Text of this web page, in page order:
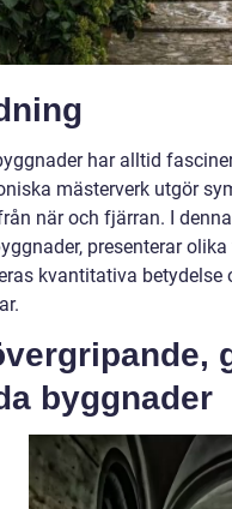
har alltid
mästerverk utgör
när och fjärran. I
presenterar
kvantitativa
byggnader